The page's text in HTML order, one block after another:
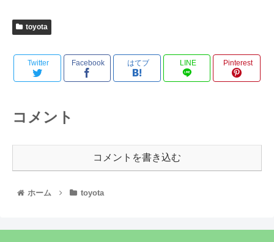
toyota
Twitter Facebook はてブ LINE Pinterest
コメント
コメントを書き込む
ホーム toyota